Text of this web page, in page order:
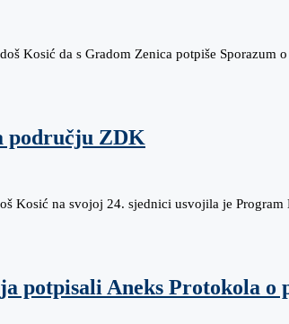
Kosić da s Gradom Zenica potpiše
području ZDK
Kosić na svojoj 24. sjednici usvojila je
Aneks Protokola o